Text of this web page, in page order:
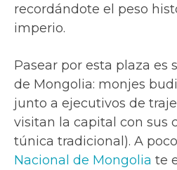
recordándote el peso
imperio.
Pasear por esta plaza es
de Mongolia: monjes
junto a ejecutivos de
visitan la capital con sus
túnica tradicional). A
Nacional de Mongolia te